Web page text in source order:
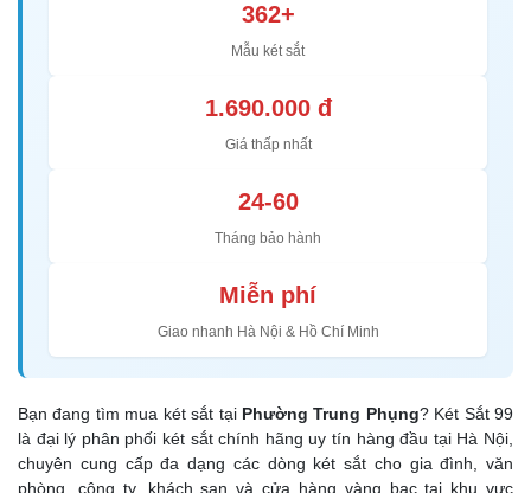
362+
Mẫu két sắt
1.690.000 đ
Giá thấp nhất
24-60
Tháng bảo hành
Miễn phí
Giao nhanh Hà Nội & Hồ Chí Minh
Bạn đang tìm mua két sắt tại Phường Trung Phụng? Két Sắt 99
là đại lý phân phối két sắt chính hãng uy tín hàng đầu tại Hà Nội,
chuyên cung cấp đa dạng các dòng két sắt cho gia đình, văn
phòng, công ty, khách sạn và cửa hàng vàng bạc tại khu vực